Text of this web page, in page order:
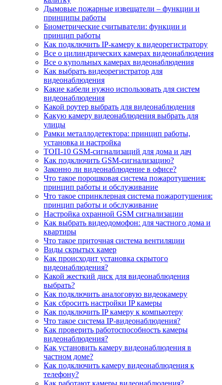
Дымовые пожарные извещатели – функции и
принципы работы
Биометрические считыватели: функции и
принцип работы
Как подключить IP-камеру к видеорегистратору
Все о цилиндрических камерах видеонаблюдения
Все о купольных камерах видеонаблюдения
Как выбрать видеорегистратор для
видеонаблюдения
Какие кабели нужно использовать для систем
видеонаблюдения
Какой роутер выбрать для видеонаблюдения
Какую камеру видеонаблюдения выбрать для
улицы
Рамки металлодетектора: принцип работы,
установка и настройка
ТОП-10 GSM-сигнализаций для дома и дач
Как подключить GSM-сигнализацию?
Законно ли видеонаблюдение в офисе?
Что такое порошковая система пожаротушения:
принцип работы и обслуживание
Что такое спринклерная система пожаротушения:
принцип работы и обслуживание
Настройка охранной GSM сигнализации
Как выбрать видеодомофон: для частного дома и
квартиры
Что такое приточная система вентиляции
Виды скрытых камер
Как происходит установка скрытого
видеонаблюдения?
Какой жесткий диск для видеонаблюдения
выбрать?
Как подключить аналоговую видеокамеру
Как сбросить настройки IP камеры
Как подключить IP камеру к компьютеру
Что такое система IP-видеонаблюдения?
Как проверить работоспособность камеры
видеонаблюдения?
Как установить камеру видеонаблюдения в
частном доме?
Как подключить камеру видеонаблюдения к
телефону?
Как работают камеры видеонаблюдения?